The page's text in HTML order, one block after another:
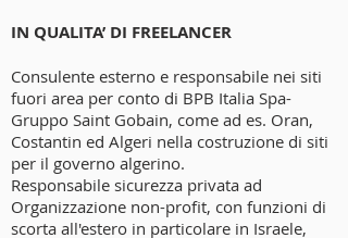
IN QUALITA’ DI FREELANCER
Consulente esterno e responsabile nei siti
fuori area per conto di BPB Italia Spa-
Gruppo Saint Gobain, come ad es. Oran,
Costantin ed Algeri nella costruzione di siti
per il governo algerino.
Responsabile sicurezza privata ad
Organizzazione non-profit, con funzioni di
scorta all'estero in particolare in Israele,